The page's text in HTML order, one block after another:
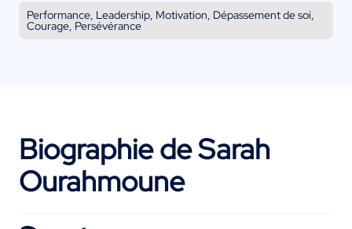
Performance, Leadership, Motivation, Dépassement de soi,
Courage, Persévérance
Biographie de Sarah
Ourahmoune